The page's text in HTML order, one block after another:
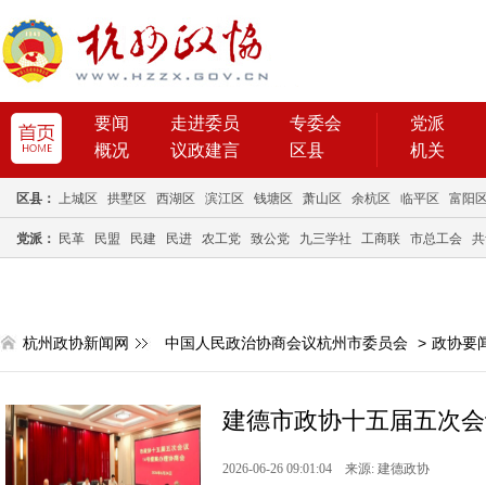
要闻 走进委员
专委会
概况
议政建言 区县
党派
机关
区县： 上城区 拱墅区 西湖区 滨江区 钱塘区 萧山区 余杭区 临平区 富阳
党派： 民革 民盟 民建 民进 农工党 致公党 九三学社 工商联 市总工会
杭州政协新闻网 中国人民政治协商会议杭州市委员会 > 政协要
建德市政协十五届五次
2026-06-26 09:01:04 来源: 建德政协